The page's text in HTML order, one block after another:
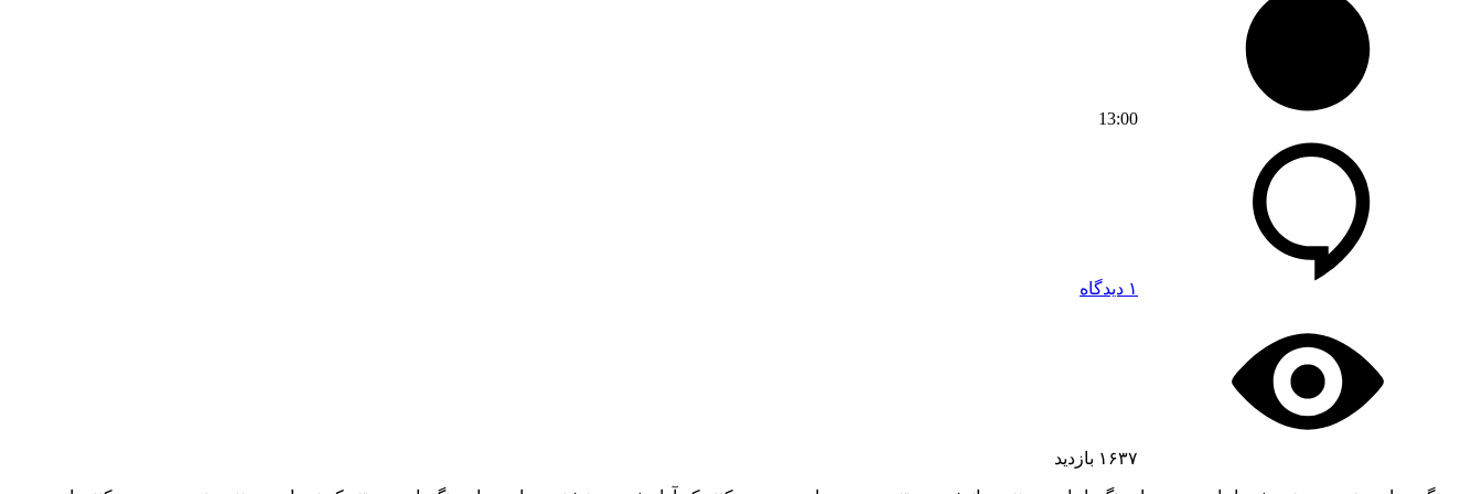
13:00
۱ دیدگاه
۱۶۳۷ بازدید